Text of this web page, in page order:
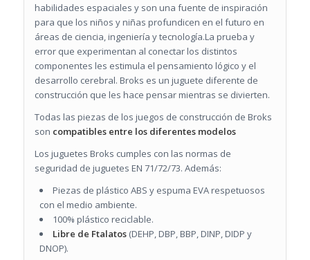
habilidades espaciales y son una fuente de inspiración
para que los niños y niñas profundicen en el futuro en
áreas de ciencia, ingeniería y tecnología.La prueba y
error que experimentan al conectar los distintos
componentes les estimula el pensamiento lógico y el
desarrollo cerebral. Broks es un juguete diferente de
construcción que les hace pensar mientras se divierten.
Todas las piezas de los juegos de construcción de Broks
son compatibles entre los diferentes modelos
Los juguetes Broks cumples con las normas de
seguridad de juguetes EN 71/72/73. Además:
Piezas de plástico ABS y espuma EVA respetuosos
con el medio ambiente.
100% plástico reciclable.
Libre de Ftalatos (DEHP, DBP, BBP, DINP, DIDP y
DNOP).